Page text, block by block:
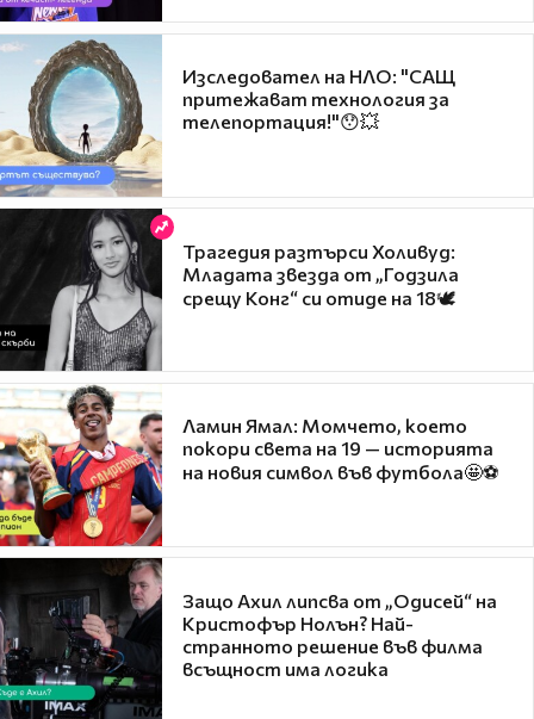
Изследовател на НЛО: "САЩ
притежават технология за
телепортация!"😯💥
Трагедия разтърси Холивуд:
Младата звезда от „Годзила
срещу Конг“ си отиде на 18🕊️
Ламин Ямал: Момчето, което
покори света на 19 — историята
на новия символ във футбола🤩⚽
Защо Ахил липсва от „Одисей“ на
Кристофър Нолън? Най-
странното решение във филма
всъщност има логика